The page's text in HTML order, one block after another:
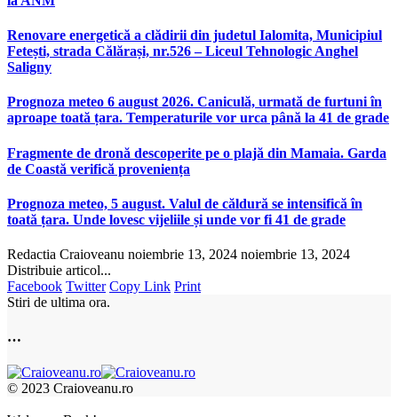
Renovare energetică a clădirii din judetul Ialomita, Municipiul
Fetești, strada Călărași, nr.526 – Liceul Tehnologic Anghel
Saligny
Prognoza meteo 6 august 2026. Caniculă, urmată de furtuni în
aproape toată țara. Temperaturile vor urca până la 41 de grade
Fragmente de dronă descoperite pe o plajă din Mamaia. Garda
de Coastă verifică proveniența
Prognoza meteo, 5 august. Valul de căldură se intensifică în
toată țara. Unde lovesc vijeliile și unde vor fi 41 de grade
Redactia Craioveanu noiembrie 13, 2024 noiembrie 13, 2024
Distribuie articol...
Facebook Twitter Copy Link Print
Stiri de ultima ora.
…
© 2023 Craioveanu.ro